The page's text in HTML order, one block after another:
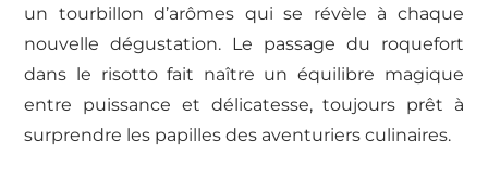
un tourbillon d’arômes qui se révèle à chaque
nouvelle dégustation. Le passage du roquefort
dans le risotto fait naître un équilibre magique
entre puissance et délicatesse, toujours prêt à
surprendre les papilles des aventuriers culinaires.